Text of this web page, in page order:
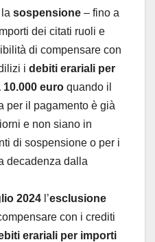
la sospensione – fino a
dei citati ruoli e
di compensare con
i debiti erariali per
euro quando il
per il pagamento è già
e non siano in
di sospensione o per i
decadenza dalla
2024 l’esclusione
con i crediti
erariali per importi